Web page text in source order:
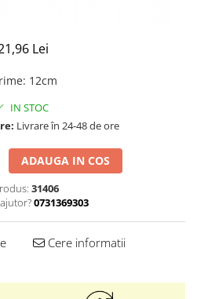
Lei
: 12cm
IN STOC
Livrare în 24-48 de ore
ADAUGA IN COS
31406
0731369303
Cere informatii